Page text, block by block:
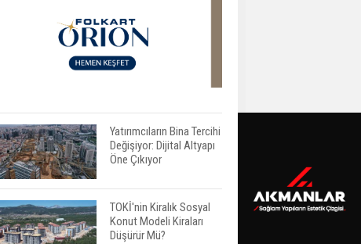
Yatırımcıların Bina Tercihi
Değişiyor: Dijital Altyapı
Öne Çıkıyor
TOKİ'nin Kiralık Sosyal
Konut Modeli Kiraları
Düşürür Mü?